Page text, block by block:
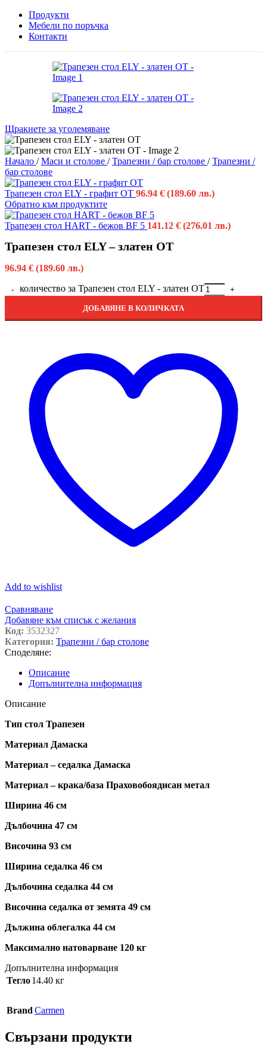
Продукти
Мебели по поръчка
Контакти
Щракнете за уголемяване
Начало / Маси и столове / Трапезни / бар столове / Трапезни /
бар столове
Трапезен стол ELY - графит OT 96.94 € (189.60 лв.)
Обратно към продуктите
Трапезен стол HART - бежов BF 5 141.12 € (276.01 лв.)
Трапезен стол ELY – златен OT
96.94 € (189.60 лв.)
количество за Трапезен стол ELY - златен OT
ДОБАВЯНЕ В КОЛИЧКАТА
Add to wishlist
Сравняване
Добавяне към списък с желания
Код: 3532327
Категория: Трапезни / бар столове
Споделяне:
Описание
Допълнителна информация
Описание
Тип стол Трапезен
Материал Дамаска
Материал – седалка Дамаска
Материал – крака/база Праховобоядисан метал
Ширина 46 см
Дълбочина 47 см
Височина 93 см
Ширина седалка 46 см
Дълбочина седалка 44 см
Височина седалка от земята 49 см
Дължина облегалка 44 см
Максимално натоварване 120 кг
Допълнителна информация
Тегло14.40 кг
Brand Carmen
Свързани продукти